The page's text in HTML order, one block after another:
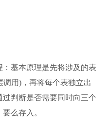
基本原理是先将涉及的表
用)，再将每个表独立出
判断是否需要同时向三个
么存入。